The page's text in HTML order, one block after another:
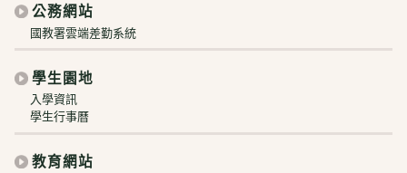
公務網站
國教署雲端差勤系統
學生園地
入學資訊
學生行事曆
教育網站